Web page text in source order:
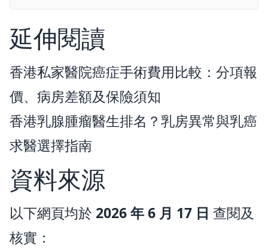
延伸閱讀
香港私家醫院癌症手術費用比較：分項報
價、病房差額及保險須知
香港乳腺腫瘤醫生排名？乳房異常與乳癌
求醫選擇指南
資料來源
以下網頁均於 2026 年 6 月 17 日 查閱及
核實：